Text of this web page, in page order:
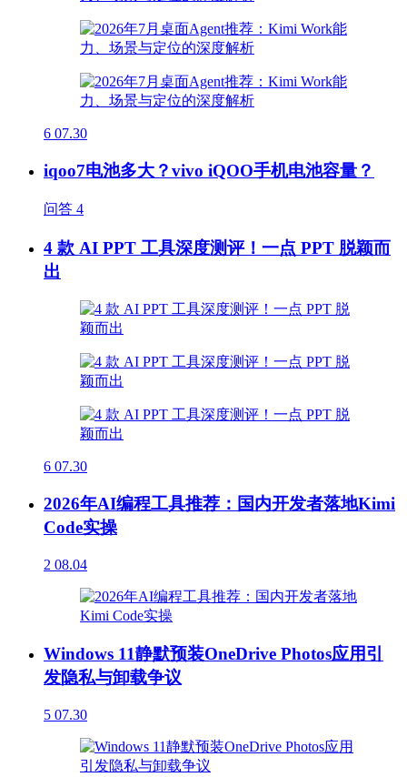
6 07.30
iqoo7电池多大？vivo iQOO手机电池容量？
问答 4
4 款 AI PPT 工具深度测评！一点 PPT 脱颖而
出
6 07.30
2026年AI编程工具推荐：国内开发者落地Kimi
Code实操
2 08.04
Windows 11静默预装OneDrive Photos应用引
发隐私与卸载争议
5 07.30